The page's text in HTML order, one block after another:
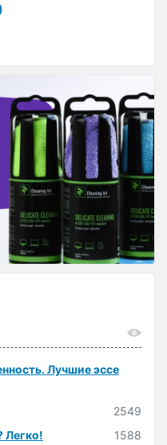
Лучшие эссе
2549
Легко!
1588